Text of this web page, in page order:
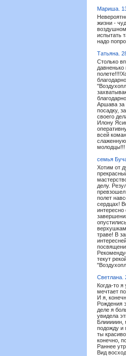
Мариша.
жизни -
испытать
надо
Татьяна.
Столько
Аршава за
посадку,
своего
Илону
всей
молодцы!!!
семья
Хотим от
делу.
полет
сердцах!
интересно
траве! В
текут
Светлана.
Когда-то
мечтает
И я,
Рождения
деле я
увидела
Блииииин,
подожду и
ты
конечно,
Раннее
Вид